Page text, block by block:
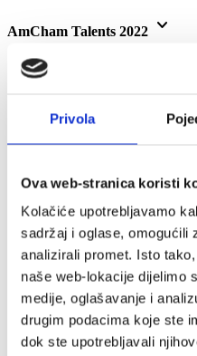
Privola
Ova web-stranica koristi
Kolačiće upotrebljavamo
sadržaj i oglase, omogućili
analizirali promet. Isto
naše web-lokacije dijelimo
medije, oglašavanje i
drugim podacima koje ste
dok ste upotrebljavali
AmCham Talents 2022 keyboard_arrow_down
Empower Her inicijativa
Webinari u suradnji s
AmCham Talents
AmCham Talents
AmCham Talents
AmCham Talents
AmCham Talents
AmCham Talents
AmCham Talents
AmCham Talents
AmCham Talents
Boardroom Discussions:
perspektive predsjednika
2022
2020./2021.
2019./2020.